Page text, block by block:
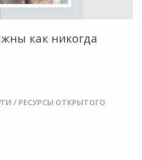
как никогда
/ РЕСУРСЫ ОТКРЫТОГО